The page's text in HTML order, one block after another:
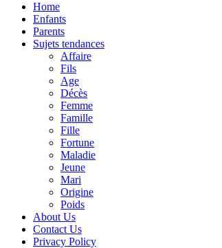
Home
Enfants
Parents
Sujets tendances
Affaire
Fils
Age
Décès
Femme
Famille
Fille
Fortune
Maladie
Jeune
Mari
Origine
Poids
About Us
Contact Us
Privacy Policy